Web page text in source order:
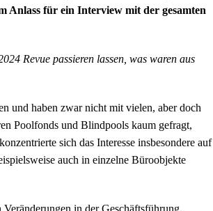
Anlass für ein Interview mit der gesamten
Revue passieren lassen, was waren aus
und haben zwar nicht mit vielen, aber doch
Poolfonds und Blindpools kaum gefragt,
sich das Interesse insbesondere auf
auch in einzelne Büroobjekte